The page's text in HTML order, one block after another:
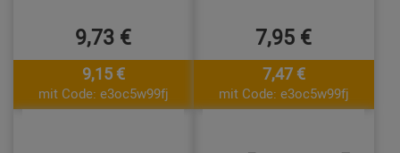
9,73 €
9,15 €
mit Code: e3oc5w99fj
7,95 €
7,47 €
mit Code: e3oc5w99fj